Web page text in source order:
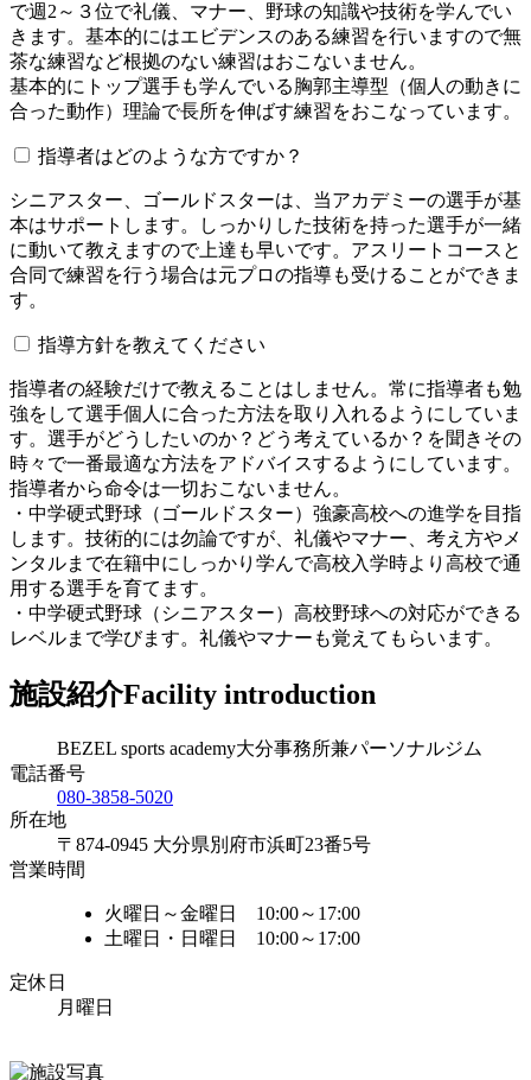
で週2～３位で礼儀、マナー、野球の知識や技術を学んでい
きます。基本的にはエビデンスのある練習を行いますので無
茶な練習など根拠のない練習はおこないません。
基本的にトップ選手も学んでいる胸郭主導型（個人の動きに
合った動作）理論で長所を伸ばす練習をおこなっています。
指導者はどのような方ですか？
シニアスター、ゴールドスターは、当アカデミーの選手が基
本はサポートします。しっかりした技術を持った選手が一緒
に動いて教えますので上達も早いです。アスリートコースと
合同で練習を行う場合は元プロの指導も受けることができま
す。
指導方針を教えてください
指導者の経験だけで教えることはしません。常に指導者も勉
強をして選手個人に合った方法を取り入れるようにしていま
す。選手がどうしたいのか？どう考えているか？を聞きその
時々で一番最適な方法をアドバイスするようにしています。
指導者から命令は一切おこないません。
・中学硬式野球（ゴールドスター）強豪高校への進学を目指
します。技術的には勿論ですが、礼儀やマナー、考え方やメ
ンタルまで在籍中にしっかり学んで高校入学時より高校で通
用する選手を育てます。
・中学硬式野球（シニアスター）高校野球への対応ができる
レベルまで学びます。礼儀やマナーも覚えてもらいます。
施設紹介Facility introduction
BEZEL sports academy大分事務所兼パーソナルジム
電話番号
080-3858-5020
所在地
〒874-0945 大分県別府市浜町23番5号
営業時間
火曜日～金曜日 10:00～17:00
土曜日・日曜日 10:00～17:00
定休日
月曜日